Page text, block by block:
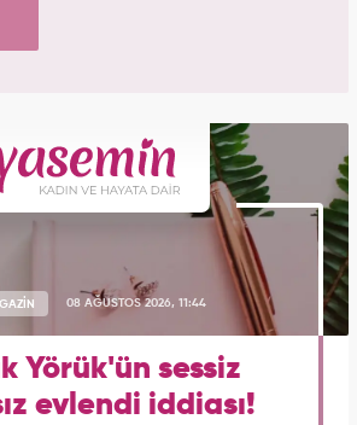
08 AĞUSTOS 2026, 11:44
Yörük'ün sessiz
evlendi iddiası!